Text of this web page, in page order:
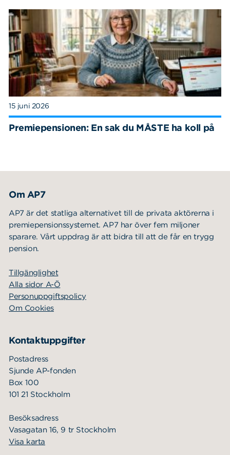
15 juni 2026
Premiepensionen: En sak du MÅSTE ha koll på
Om AP7
AP7 är det statliga alternativet till de privata aktörerna i
premiepensionssystemet. AP7 har över fem miljoner
sparare. Vårt uppdrag är att bidra till att de får en trygg
pension.
Tillgänglighet
Alla sidor A-Ö
Personuppgiftspolicy
Om Cookies
Kontaktuppgifter
Postadress
Sjunde AP-fonden
Box 100
101 21 Stockholm
Besöksadress
Vasagatan 16, 9 tr Stockholm
Visa karta